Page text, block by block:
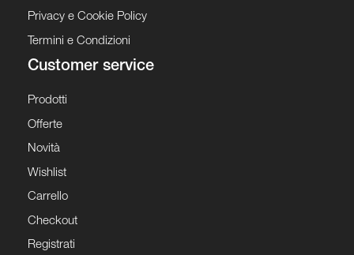
Privacy e Cookie Policy
Termini e Condizioni
Customer service
Prodotti
Offerte
Novità
Wishlist
Carrello
Checkout
Registrati